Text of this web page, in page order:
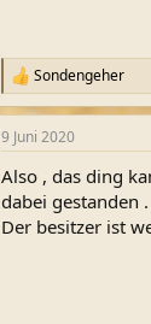
R
e
a
k
i
o
n
e
Sondengeher
9 Juni 2020
Also , das ding
dabei gestanden .
Der besitzer ist